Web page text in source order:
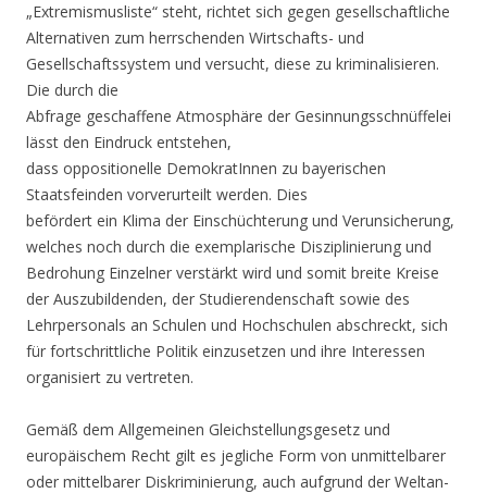
„Extremismusliste“ steht, richtet sich gegen gesellschaftliche
Alternativen zum herrschenden Wirtschafts- und
Gesellschaftssystem und versucht, diese zu kriminalisieren.
Die durch die
Abfrage geschaffene Atmosphäre der Gesinnungsschnüffelei
lässt den Eindruck entstehen,
dass oppositionelle DemokratInnen zu bayerischen
Staatsfeinden vorverurteilt werden. Dies
befördert ein Klima der Einschüchterung und Verunsicherung,
welches noch durch die exemplarische Disziplinierung und
Bedrohung Einzelner verstärkt wird und somit breite Kreise
der Auszubildenden, der Studierendenschaft sowie des
Lehrpersonals an Schulen und Hochschulen abschreckt, sich
für fortschrittliche Politik einzusetzen und ihre Interessen
organisiert zu vertreten.
Gemäß dem Allgemeinen Gleichstellungsgesetz und
europäischem Recht gilt es jegliche Form von unmittelbarer
oder mittelbarer Diskriminierung, auch aufgrund der Weltan-